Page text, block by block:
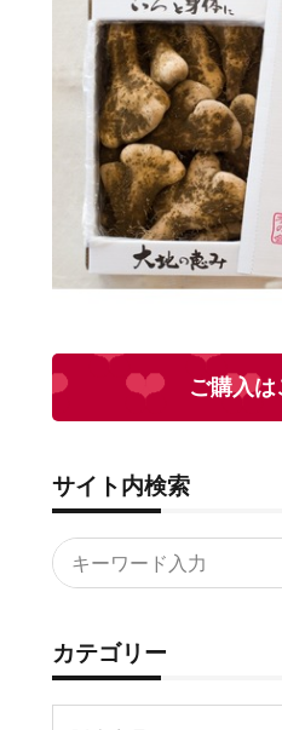
ご購入
サイト内検索
カテゴリー